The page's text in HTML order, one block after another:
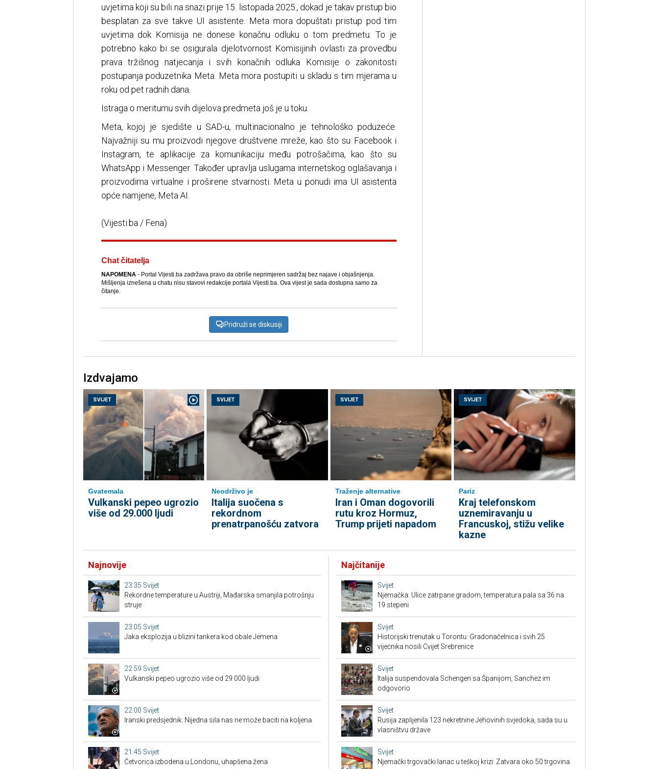
uvjetima koji su bili na snazi prije 15. listopada 2025., dokad je takav pristup bio
besplatan za sve takve UI asistente. Meta mora dopuštati pristup pod tim
uvjetima dok Komisija ne donese konačnu odluku o tom predmetu. To je
potrebno kako bi se osigurala djelotvornost Komisijinih ovlasti za provedbu
prava tržišnog natjecanja i svih konačnih odluka Komisije o zakonitosti
postupanja poduzetnika Meta. Meta mora postupiti u skladu s tim mjerama u
roku od pet radnih dana.
Istraga o meritumu svih dijelova predmeta još je u toku.
Meta, kojoj je sjedište u SAD-u, multinacionalno je tehnološko poduzeće.
Najvažniji su mu proizvodi njegove društvene mreže, kao što su Facebook i
Instagram, te aplikacije za komunikaciju među potrošačima, kao što su
WhatsApp i Messenger. Također upravlja uslugama internetskog oglašavanja i
proizvodima virtualne i proširene stvarnosti. Meta u ponudi ima UI asistenta
opće namjene, Meta AI.
(Vijesti.ba / Fena)
Chat čitatelja
NAPOMENA- Portal Vijesti.ba zadržava pravo da obriše neprimjeren sadržaj bez najave i objašnjenja.
Mišljenja iznešena u chatu nisu stavovi redakcije portala Vijesti.ba. Ova vijest je sada dostupna samo za
čitanje.
Pridruži se diskusiji
Izdvajamo
SVIJET
Gvatemala
Vulkanski pepeo ugrozio
više od 29.000 ljudi
SVIJET
Neodrživo je
Italija suočena s
rekordnom
prenatrpanošću zatvora
SVIJET
Traženje alternative
Iran i Oman dogovorili
rutu kroz Hormuz,
Trump prijeti napadom
SVIJET
Pariz
Kraj telefonskom
uznemiravanju u
Francuskoj, stižu velike
kazne
Najnovije
23:35 Svijet
Rekordne temperature u Austriji, Mađarska smanjila potrošnju
struje
23:05 Svijet
Jaka eksplozija u blizini tankera kod obale Jemena
22:59 Svijet
Vulkanski pepeo ugrozio više od 29.000 ljudi
22:00 Svijet
Iranski predsjednik: Nijedna sila nas ne može baciti na koljena
21:45 Svijet
Četvorica izbodena u Londonu, uhapšena žena
Najčitanije
Svijet
Njemačka: Ulice zatrpane gradom, temperatura pala sa 36 na
19 stepeni
Svijet
Historijski trenutak u Torontu: Gradonačelnica i svih 25
vijećnika nosili Cvijet Srebrenice
Svijet
Italija suspendovala Schengen sa Španijom, Sanchez im
odgovorio
Svijet
Rusija zaplijenila 123 nekretnine Jehovinih svjedoka, sada su u
vlasništvu države
Svijet
Njemački trgovački lanac u teškoj krizi: Zatvara oko 50 trgovina